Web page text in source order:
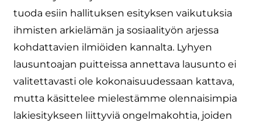
tuoda esiin hallituksen esityksen vaikutuksia
ihmisten arkielämän ja sosiaalityön arjessa
kohdattavien ilmiöiden kannalta. Lyhyen
lausuntoajan puitteissa annettava lausunto ei
valitettavasti ole kokonaisuudessaan kattava,
mutta käsittelee mielestämme olennaisimpia
lakiesitykseen liittyviä ongelmakohtia, joiden